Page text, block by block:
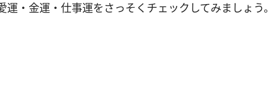
・金運・仕事運をさっそくチェックしてみましょう。